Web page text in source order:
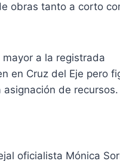
obras tanto a corto
a la registrada
en Cruz del Eje pero
de recursos.
oficialista Mónica